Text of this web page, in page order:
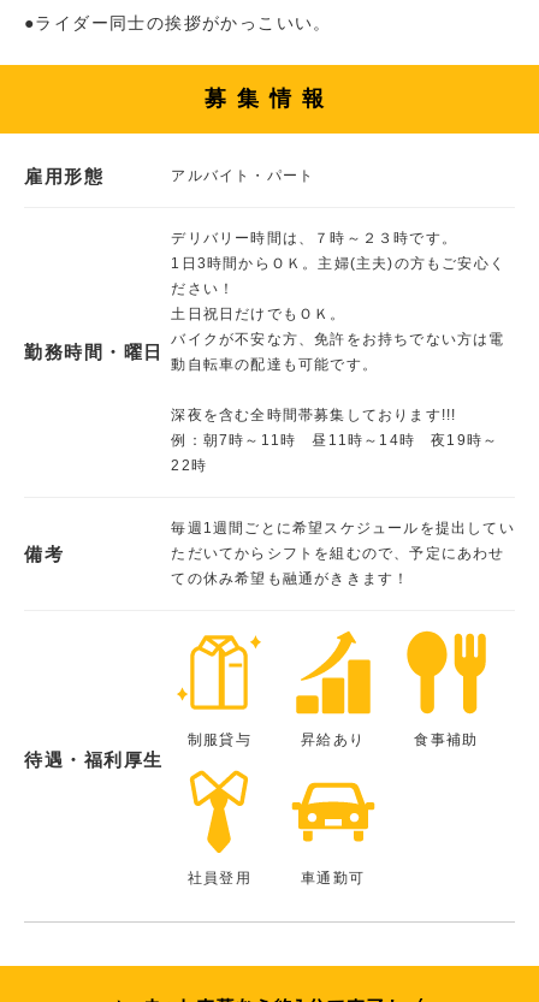
●ライダー同士の挨拶がかっこいい。
募集情報
雇用形態 アルバイト・パート
勤務時間・曜日
デリバリー時間は、７時～２３時です。
1日3時間からＯＫ。主婦(主夫)の方もご安心く
ださい！
土日祝日だけでもＯＫ。
バイクが不安な方、免許をお持ちでない方は電
動自転車の配達も可能です。
深夜を含む全時間帯募集しております!!!
例：朝7時～11時 昼11時～14時 夜19時～
22時
備考
毎週1週間ごとに希望スケジュールを提出してい
ただいてからシフトを組むので、予定にあわせ
ての休み希望も融通がききます！
待遇・福利厚生
制服貸与 昇給あり 食事補助
社員登用 車通勤可